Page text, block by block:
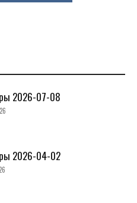
2026-07-08
2026-04-02